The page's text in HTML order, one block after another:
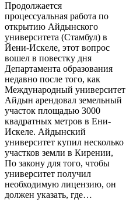
Продолжается
процессуальная работа по
открытию Айдынского
университета (Стамбул) в
Йени-Искеле, этот вопрос
вошел в повестку дня
Департамента образования
недавно после того, как
Международный университет
Айдын арендовал земельный
участок площадью 3000
квадратных метров в Ени-
Искеле. Айдынский
университет купил несколько
участков земли в Кирении,
По закону для того, чтобы
университет получил
необходимую лицензию, он
должен указать, где…